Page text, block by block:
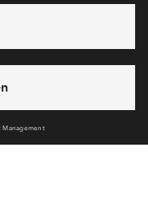
(behalve tijdens